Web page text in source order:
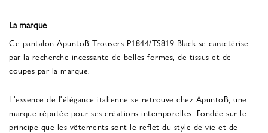
La marque
Ce pantalon ApuntoB Trousers P1844/TS819 Black se caractérise
par la recherche incessante de belles formes, de tissus et de
coupes par la marque.
L'essence de l'élégance italienne se retrouve chez ApuntoB, une
marque réputée pour ses créations intemporelles. Fondée sur le
principe que les vêtements sont le reflet du style de vie et de